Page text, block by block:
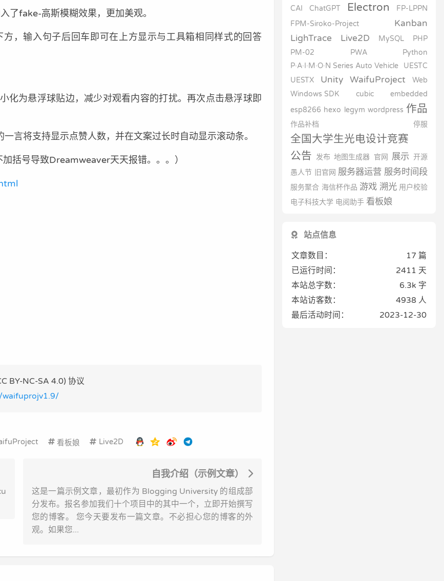
了fake-高斯模糊效果，更加美观。
，输入句子后回车即可在上方显示与工具箱相同样式的回答
化为悬浮球贴边，减少对观看内容的打扰。再次点击悬浮球即
言将支持显示点赞人数，并在文案过长时自动显示滚动条。
括号导致Dreamweaver天天报错。。。）
BY-NC-SA 4.0) 协议
看板娘 Live2D
自我介绍（示例文章）
这是一篇示例文章，最初作为 Blogging University 的组成部
分发布。报名参加我们十个项目中的其中一个，立即开始撰写
您的博客。 您今天要发布一篇文章。不必担心您的博客的外
观。如果您...
CAI
ChatGPT Electron
FP-LPPN
FPM-Siroko-Project
Kanban
LighTrace
Live2D MySQL
PHP
PM-02
PWA
Python
P·A·I·M·O·N Series Auto Vehicle
UESTC
UESTX
Unity WaifuProject
Web
Windows SDK
cubic
embedded
esp8266 hexo legym wordpress 作品
作品补档 停服
全国大学生光电设计竞赛
公告 发布 地图生成器 官网 展示 开源
愚人节
旧官网 服务器运营 服务时间段
服务聚合 海信杯作品 游戏 溯光 用户校验
电子科技大学 电阅助手 看板娘
站点信息
文章数目：
17 篇
已运行时间：
2411 天
本站总字数：
6.3k 字
本站访客数：
4938 人
最后活动时间：
2023-12-30